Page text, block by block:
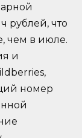
рублей, что
чем в июле.
и
номер